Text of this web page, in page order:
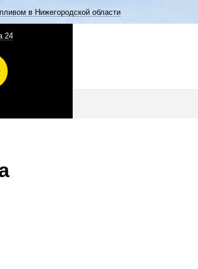
в Нижегородской области
24